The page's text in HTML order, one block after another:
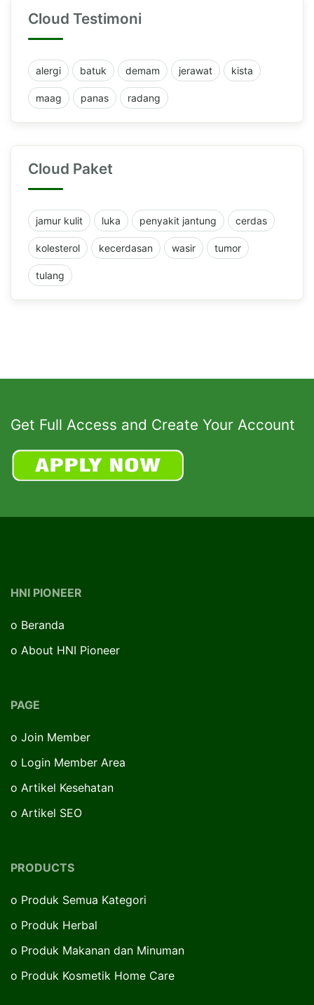
Cloud Testimoni
alergi batuk demam jerawat kista
maag panas radang
Cloud Paket
jamur kulit luka penyakit jantung cerdas
kolesterol kecerdasan wasir tumor
tulang
Get Full Access and Create Your Account
HNI PIONEER
o Beranda
o About HNI Pioneer
PAGE
o Join Member
o Login Member Area
o Artikel Kesehatan
o Artikel SEO
PRODUCTS
o Produk Semua Kategori
o Produk Herbal
o Produk Makanan dan Minuman
o Produk Kosmetik Home Care